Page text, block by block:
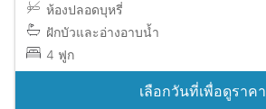
ห้องปลอดบุหรี่
ฝักบัวและอ่างอาบน้ำ
4 ฟูก
เลือกวันที่เพื่อดูราคา